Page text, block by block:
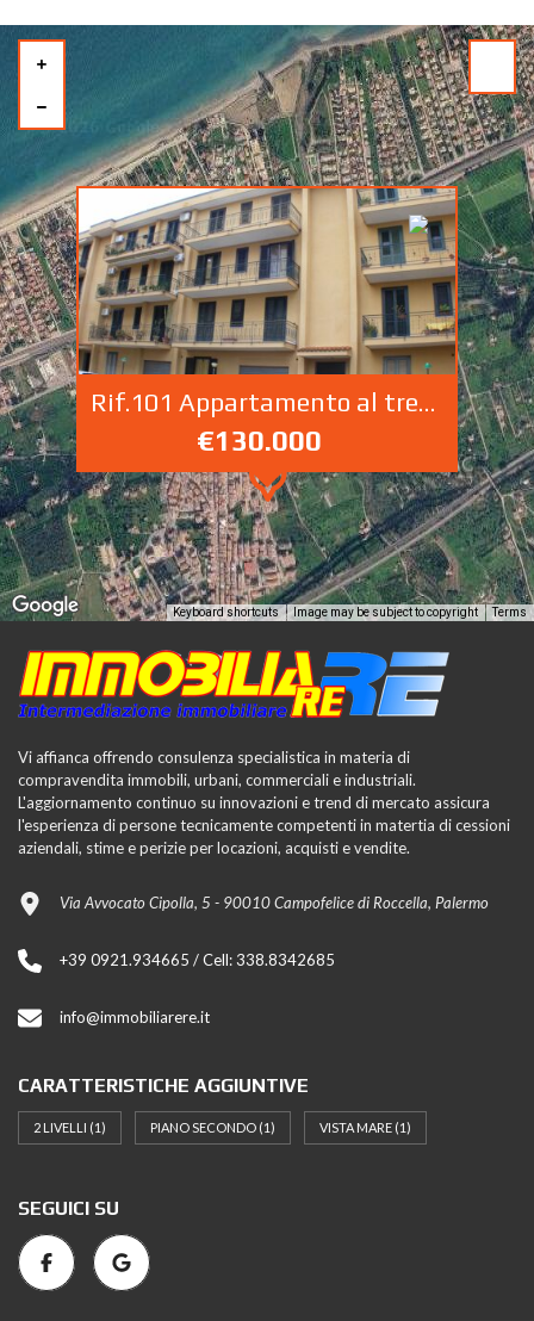
Rif.101 Appartamento al trezo Piano via Isonzo Campofelice di Roccella
€130.000
Keyboard shortcuts Image may be subject to copyright Terms
Vi affianca offrendo consulenza specialistica in materia di
compravendita immobili, urbani, commerciali e industriali.
L'aggiornamento continuo su innovazioni e trend di mercato assicura
l'esperienza di persone tecnicamente competenti in matertia di cessioni
aziendali, stime e perizie per locazioni, acquisti e vendite.
Via Avvocato Cipolla, 5 - 90010 Campofelice di Roccella, Palermo
+39 0921.934665 / Cell: 338.8342685
info@immobiliarere.it
CARATTERISTICHE AGGIUNTIVE
2 LIVELLI (1) PIANO SECONDO (1) VISTA MARE (1)
SEGUICI SU